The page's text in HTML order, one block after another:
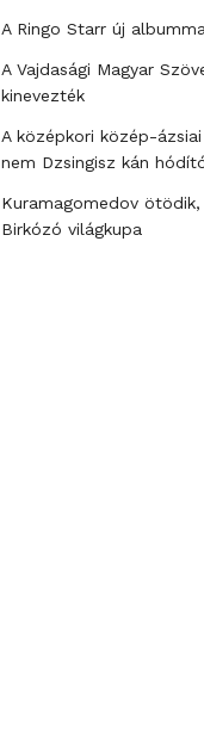
A Ringo Starr új
A Vajdasági Magyar
kinevezték
A középkori közép-
nem Dzsingisz kán
Kuramagomedov
Birkózó világkupa